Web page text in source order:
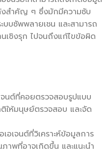
งสำคัญ ๆ ซึ่งมักมีความซับ
บบซัพพลายเชน และสามารถ
เชิงรุก ไปจนถึงแก้ไขข้อผิด
จนต์ที่คอยตรวจสอบรูปแบบ
ให้มนุษย์ตรวจสอบ และจัด
เอเจนต์ที่วิเคราะห์ข้อมูลการ
พที่อาจเกิดขึ้น และแนะนำ